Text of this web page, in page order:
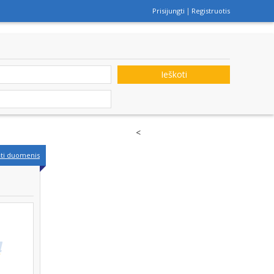
Prisijungti Registruotis
Ieškoti
duomenis
<